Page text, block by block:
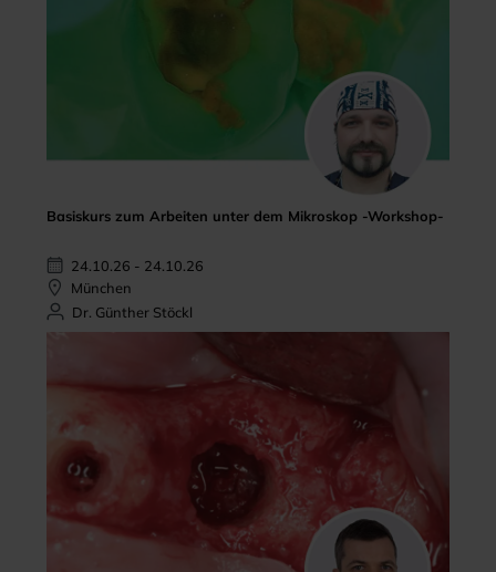
Basiskurs zum Arbeiten unter dem Mikroskop -Workshop-
24.10.26 - 24.10.26
München
Dr. Günther Stöckl